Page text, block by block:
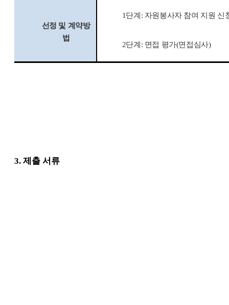
선정 및 계약방
법
1단계 : 자원봉사자 참여 지원 신
2단계 : 면접 평가(면접심사)
3. 제출 서류